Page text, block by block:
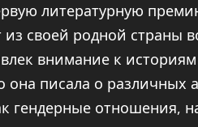
литературную
из своей родной
внимание к
она писала о различных
гендерные отношения,